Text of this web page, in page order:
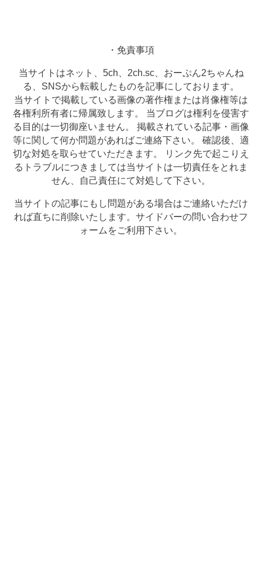
・免責事項
当サイトはネット、5ch、2ch.sc、おーぷん2ちゃんね
る、SNSから転載したものを記事にしております。
当サイトで掲載している画像の著作権または肖像権等は
各権利所有者に帰属致します。 当ブログは権利を侵害す
る目的は一切御座いません。 掲載されている記事・画像
等に関して何か問題があればご連絡下さい。 確認後、適
切な対処を取らせていただきます。 リンク先で起こりえ
るトラブルにつきましては当サイトは一切責任をとれま
せん、自己責任にて対処して下さい。
当サイトの記事にもし問題がある場合はご連絡いただけ
れば直ちに削除いたします。サイドバーの問い合わせフ
ォームをご利用下さい。